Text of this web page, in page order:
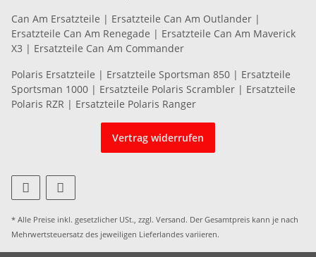
Can Am Ersatzteile | Ersatzteile Can Am Outlander |
Ersatzteile Can Am Renegade | Ersatzteile Can Am Maverick
X3 | Ersatzteile Can Am Commander
Polaris Ersatzteile | Ersatzteile Sportsman 850 | Ersatzteile
Sportsman 1000 | Ersatzteile Polaris Scrambler | Ersatzteile
Polaris RZR | Ersatzteile Polaris Ranger
Vertrag widerrufen
* Alle Preise inkl. gesetzlicher USt., zzgl. Versand. Der Gesamtpreis kann je nach
Mehrwertsteuersatz des jeweiligen Lieferlandes variieren.